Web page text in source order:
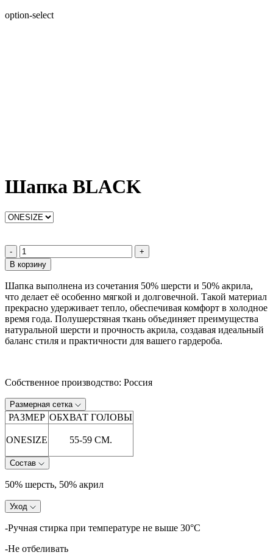
option-select
Шапка BLACK
-
+
В корзину
Шапка выполнена из сочетания 50% шерсти и 50% акрила,
что делает её особенно мягкой и долговечной. Такой материал
прекрасно удерживает тепло, обеспечивая комфорт в холодное
время года. Полушерстяная ткань объединяет преимущества
натуральной шерсти и прочность акрила, создавая идеальный
баланс стиля и практичности для вашего гардероба.
Собственное производство: Россия
Размерная сетка
РАЗМЕР ОБХВАТ ГОЛОВЫ
ONESIZE 55-59 СМ.
Состав
50% шерсть, 50% акрил
Уход
-Ручная стирка при температуре не выше 30°C
-Не отбеливать